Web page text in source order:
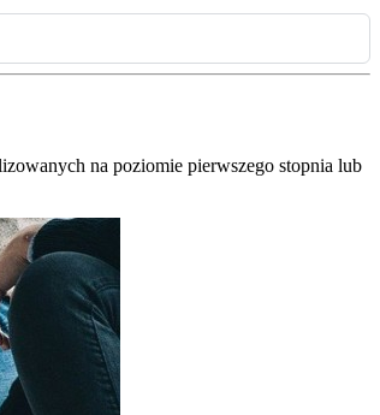
na poziomie pierwszego stopnia lub